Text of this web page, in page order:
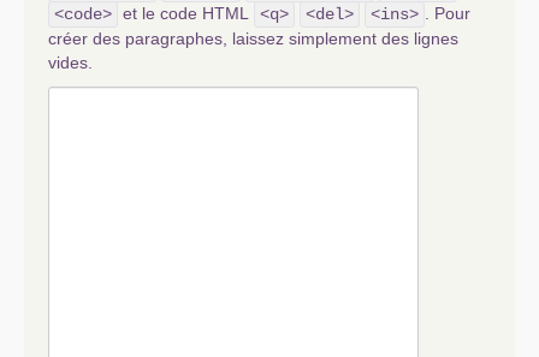
<code> et le code HTML <q> <del> <ins>
. Pour
créer des paragraphes, laissez simplement des lignes
vides.